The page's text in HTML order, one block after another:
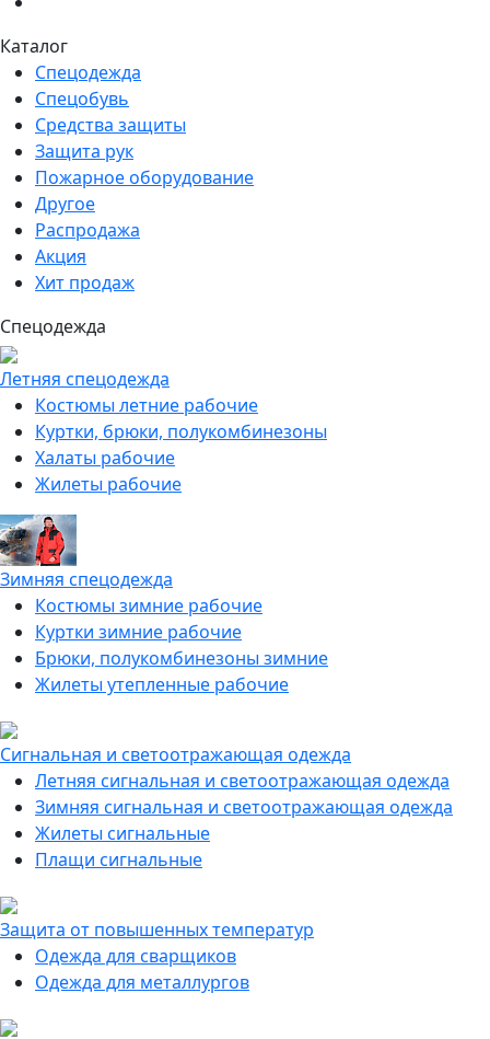
Каталог
Спецодежда
Спецобувь
Средства защиты
Защита рук
Пожарное оборудование
Другое
Распродажа
Акция
Хит продаж
Спецодежда
Летняя спецодежда
Костюмы летние рабочие
Куртки, брюки, полукомбинезоны
Халаты рабочие
Жилеты рабочие
Зимняя спецодежда
Костюмы зимние рабочие
Куртки зимние рабочие
Брюки, полукомбинезоны зимние
Жилеты утепленные рабочие
Сигнальная и светоотражающая одежда
Летняя сигнальная и светоотражающая одежда
Зимняя сигнальная и светоотражающая одежда
Жилеты сигнальные
Плащи сигнальные
Защита от повышенных температур
Одежда для сварщиков
Одежда для металлургов